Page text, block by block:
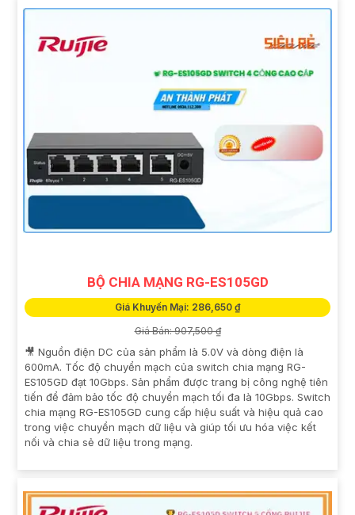
BỘ CHIA MẠNG RG-ES105GD
Giá Khuyến Mại: 286,650 ₫
Giá Bán: 907,500 ₫
🎥 Nguồn điện DC của sản phẩm là 5.0V và dòng điện là
600mA. Tốc độ chuyển mạch của switch chia mạng RG-
ES105GD đạt 10Gbps. Sản phẩm được trang bị công nghệ tiên
tiến để đảm bảo tốc độ chuyển mạch tối đa là 10Gbps. Switch
chia mạng RG-ES105GD cung cấp hiệu suất và hiệu quả cao
trong việc chuyển mạch dữ liệu và giúp tối ưu hóa việc kết
nối và chia sẻ dữ liệu trong mạng.